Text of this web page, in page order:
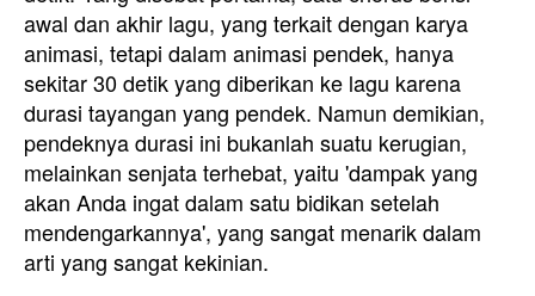
awal dan akhir lagu, yang terkait dengan karya
animasi, tetapi dalam animasi pendek, hanya
sekitar 30 detik yang diberikan ke lagu karena
durasi tayangan yang pendek. Namun demikian,
pendeknya durasi ini bukanlah suatu kerugian,
melainkan senjata terhebat, yaitu 'dampak yang
akan Anda ingat dalam satu bidikan setelah
mendengarkannya', yang sangat menarik dalam
arti yang sangat kekinian.